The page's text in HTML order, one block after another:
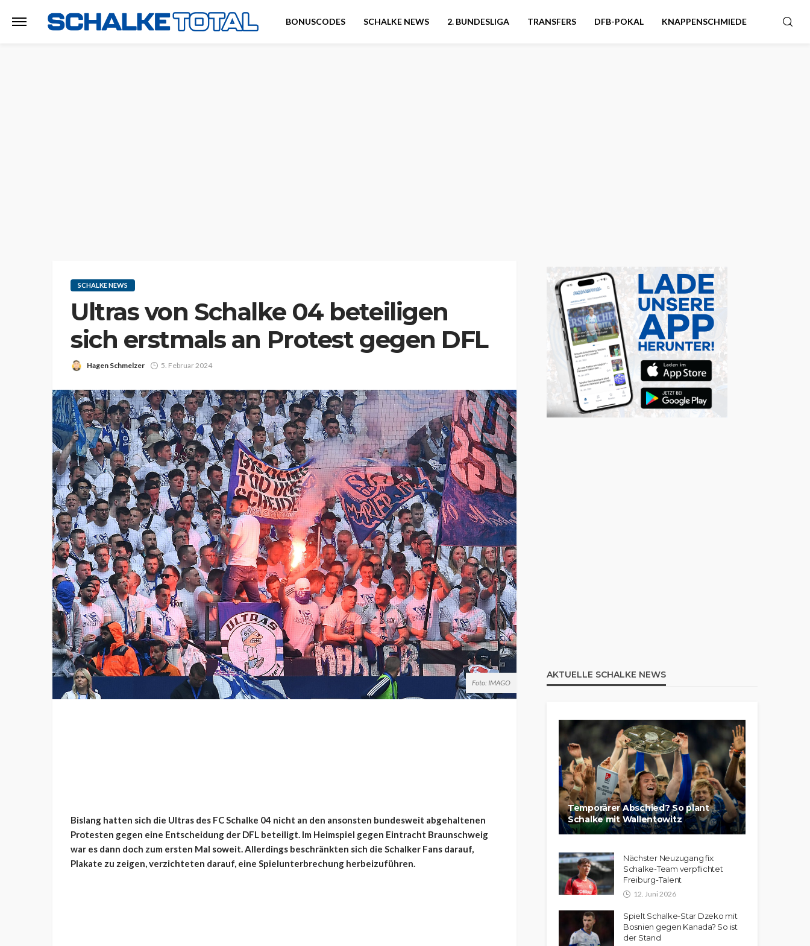
BONUSCODES SCHALKE NEWS 2. BUNDESLIGA TRANSFERS DFB-POKAL KNAPPENSCHMIEDE
SCHALKE NEWS
Ultras von Schalke 04 beteiligen
sich erstmals an Protest gegen DFL
Hagen Schmelzer 5. Februar 2024
Foto: IMAGO
Bislang hatten sich die Ultras des FC Schalke 04 nicht an den ansonsten bundesweit abgehaltenen
Protesten gegen eine Entscheidung der DFL beteiligt. Im Heimspiel gegen Eintracht Braunschweig
war es dann doch zum ersten Mal soweit. Allerdings beschränkten sich die Schalker Fans darauf,
Plakate zu zeigen, verzichteten darauf, eine Spielunterbrechung herbeizuführen.
AKTUELLE SCHALKE NEWS
Temporärer Abschied? So plant
Schalke mit Wallentowitz
Nächster Neuzugang fix:
Schalke-Team verpflichtet
Freiburg-Talent
12. Juni 2026
Spielt Schalke-Star Dzeko mit
Bosnien gegen Kanada? So ist
der Stand